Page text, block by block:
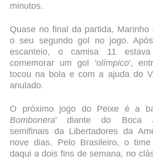
minutos.
Quase no final da partida, Marinho
o seu segundo gol no jogo.
escanteio, o camisa 11
comemorar um gol 'olímpico',
tocou na bola e com a ajuda do
anulado.
O próximo jogo do Peixe é a
Bombonera' diante do Boca
semifinais da Libertadores da
nove dias. Pelo Brasileiro, o
daqui a dois fins de semana, no